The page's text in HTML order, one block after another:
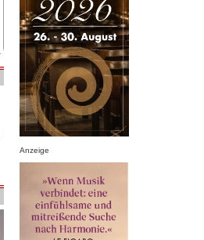
Anzeige